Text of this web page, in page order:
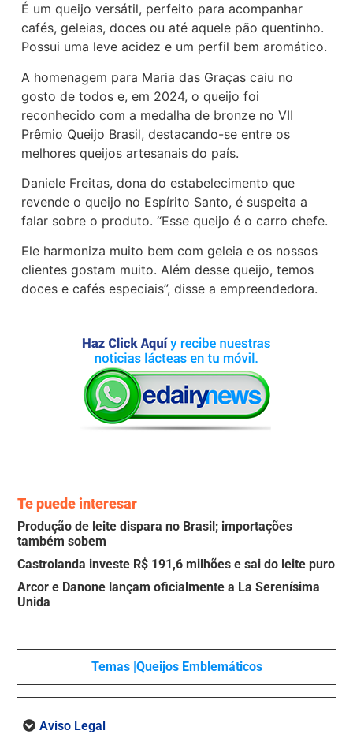
É um queijo versátil, perfeito para acompanhar
cafés, geleias, doces ou até aquele pão quentinho.
Possui uma leve acidez e um perfil bem aromático.
A homenagem para Maria das Graças caiu no
gosto de todos e, em 2024, o queijo foi
reconhecido com a medalha de bronze no VII
Prêmio Queijo Brasil, destacando-se entre os
melhores queijos artesanais do país.
Daniele Freitas, dona do estabelecimento que
revende o queijo no Espírito Santo, é suspeita a
falar sobre o produto. “Esse queijo é o carro chefe.
Ele harmoniza muito bem com geleia e os nossos
clientes gostam muito. Além desse queijo, temos
doces e cafés especiais”, disse a empreendedora.
Te puede interesar
Produção de leite dispara no Brasil; importações
também sobem
Castrolanda investe R$ 191,6 milhões e sai do leite puro
Arcor e Danone lançam oficialmente a La Serenísima
Unida
Temas |Queijos Emblemáticos
Aviso Legal